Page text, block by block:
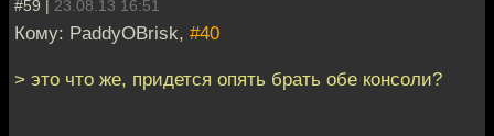
#59 | 23.08.13 16:51
Кому: PaddyOBrisk, #40
> это что же, придется опять брать обе консоли?